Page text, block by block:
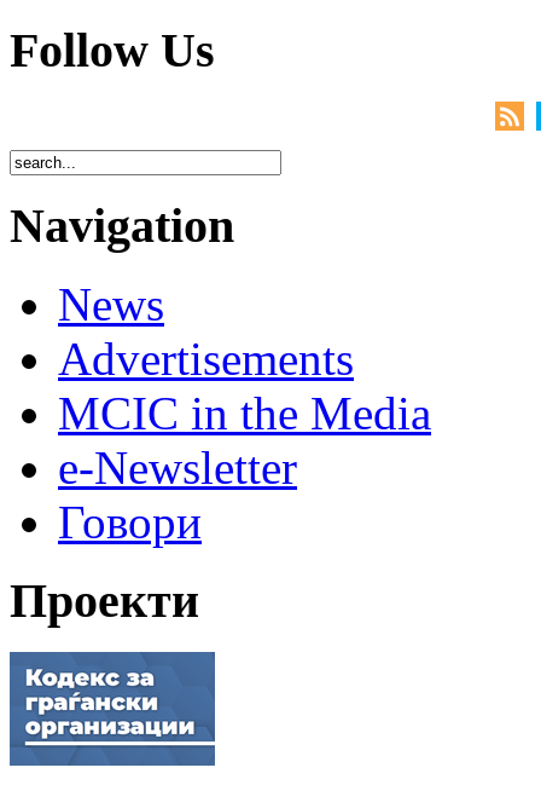
Follow Us
Navigation
News
Advertisements
MCIC in the Media
e-Newsletter
Говори
Проекти